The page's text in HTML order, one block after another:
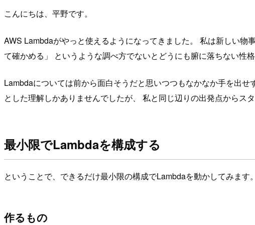
こんにちは、平野です。
AWS Lambdaがやっと使えるようになってきました。 私は新しい
て確かめる」 というような調べ方でないとどうにも腑に落ちない性
Lambdaについては前から面白そうだと思いつつもなかなか手を出せ
とした理解しかありませんでしたが、 私と同じ辺りの出発点からス
最小限でLambdaを構成する
ということで、できるだけ最小限の構成でLambdaを動かしてみます。
作るもの